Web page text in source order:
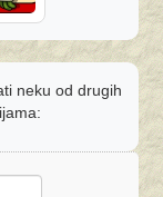
neku od drugih